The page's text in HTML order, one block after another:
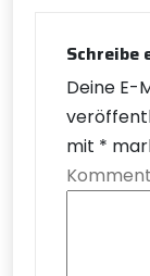
Schreibe
Deine E-
mit *